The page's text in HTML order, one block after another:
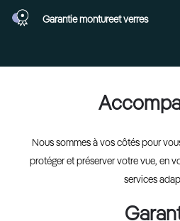
Garantie montureet verres
Nous sommes à vos côtés pour
protéger et préserver votre vue, en
services